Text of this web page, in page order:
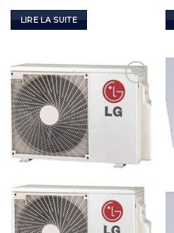
LIRE LA SUITE
Add to
Wishlist